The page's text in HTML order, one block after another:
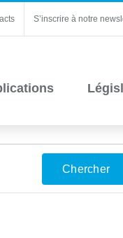
S’inscrire à notre
Chercher